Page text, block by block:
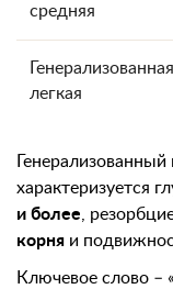
средняя
Генерализованная,
легкая
характеризуется
и более ,
корня и
Ключевое слово –